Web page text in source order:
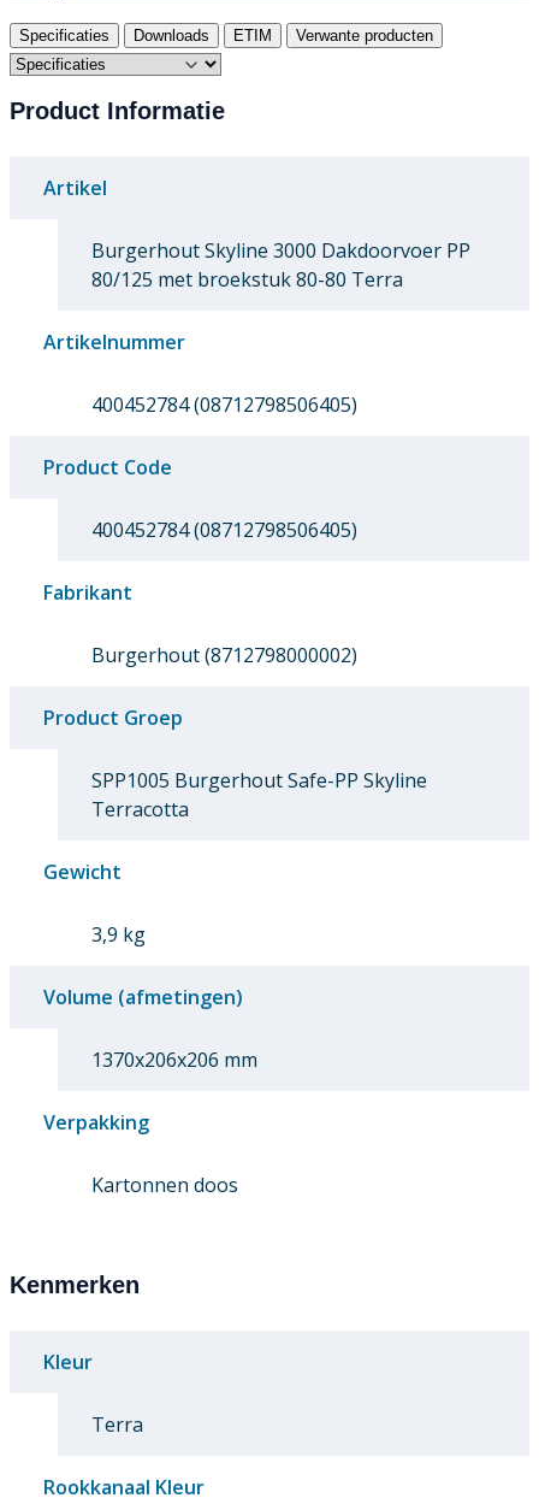
Specificaties Downloads ETIM Verwante producten
Product Informatie
Artikel
Burgerhout Skyline 3000 Dakdoorvoer PP
80/125 met broekstuk 80-80 Terra
Artikelnummer
400452784 (08712798506405)
Product Code
400452784 (08712798506405)
Fabrikant
Burgerhout (8712798000002)
Product Groep
SPP1005 Burgerhout Safe-PP Skyline
Terracotta
Gewicht
3,9 kg
Volume (afmetingen)
1370x206x206 mm
Verpakking
Kartonnen doos
Kenmerken
Kleur
Terra
Rookkanaal Kleur